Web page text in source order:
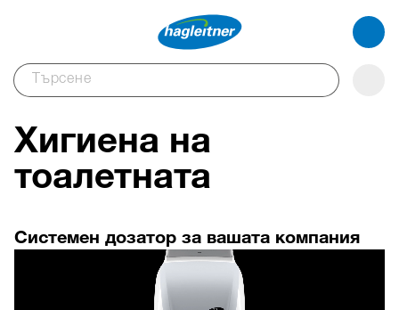
Хигиена на
тоалетната
Системен дозатор за вашата компания